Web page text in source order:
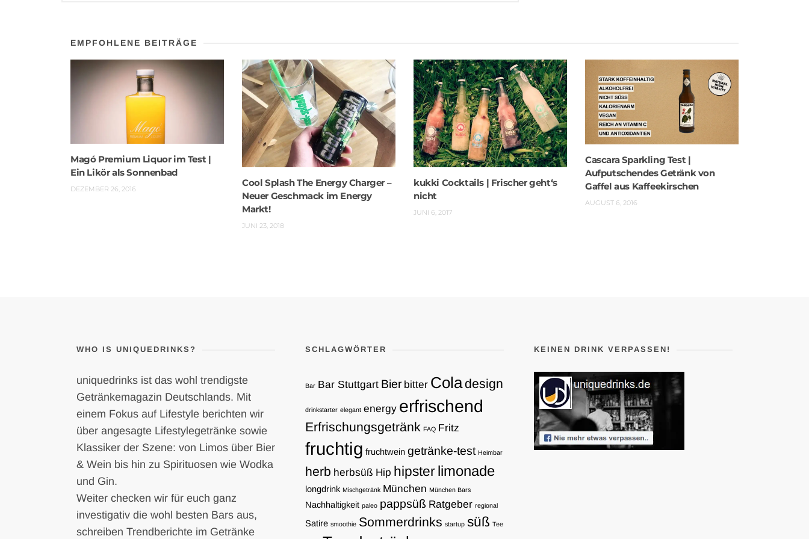
EMPFOHLENE BEITRÄGE
Magó Premium Liquor im Test |
Ein Likör als Sonnenbad
DEZEMBER 26, 2016
Cool Splash The Energy Charger –
Neuer Geschmack im Energy
Markt!
JUNI 23, 2018
kukki Cocktails | Frischer geht‘s
nicht
JUNI 6, 2017
Cascara Sparkling Test |
Aufputschendes Getränk von
Gaffel aus Kaffeekirschen
AUGUST 6, 2016
WHO IS UNIQUEDRINKS?
uniquedrinks ist das wohl trendigste
Getränkemagazin Deutschlands. Mit
einem Fokus auf Lifestyle berichten wir
über angesagte Lifestylegetränke sowie
Klassiker der Szene: von Limos über Bier
& Wein bis hin zu Spirituosen wie Wodka
und Gin.
Weiter checken wir für euch ganz
investigativ die wohl besten Bars aus,
schreiben Trendberichte im Getränke
SCHLAGWÖRTER
Bar Bar Stuttgart Bier bitter Coladesign
drinkstarter elegant energy erfrischend
Erfrischungsgetränk FAQ Fritz
fruchtig fruchtwein getränke-test Heimbar
herb herbsüß Hip hipsterlimonade
longdrink Mischgetränk München München Bars
Nachhaltigkeit paleo pappsüß Ratgeber regional
Satire smoothie Sommerdrinks startup süß Tee
KEINEN DRINK VERPASSEN!